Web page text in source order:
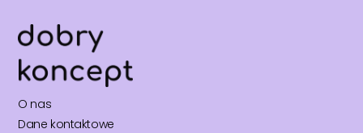
O nas
Dane kontaktowe